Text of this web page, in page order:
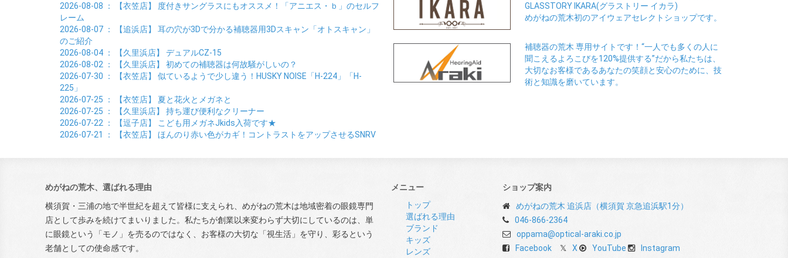
2026-08-08 ： 【衣笠店】 度付きサングラスにもオススメ！「アニエス・ｂ」のセルフ
レーム
2026-08-07 ： 【追浜店】 耳の穴が3Dで分かる補聴器用3Dスキャン「オトスキャン」
のご紹介
2026-08-04 ： 【久里浜店】 デュアルCZ-15
2026-08-02 ： 【久里浜店】 初めての補聴器は何故騒がしいの？
2026-07-30 ： 【衣笠店】 似ているようで少し違う！HUSKY NOISE「H-224」「H-
225」
2026-07-25 ： 【衣笠店】 夏と花火とメガネと
2026-07-25 ： 【久里浜店】 持ち運び便利なクリーナー
2026-07-22 ： 【逗子店】 こども用メガネJkids入荷です★
2026-07-21
： 【衣笠店】 ほんのり赤い色がカギ！コントラストをアップさせるSNRV
GLASSTORY IKARA(グラストリー イカラ)
めがねの荒木初のアイウェアセレクトショップです。
補聴器の荒木 専用サイトです！“一人でも多くの人に
聞こえるよろこびを120%提供する”だから私たちは、
大切なお客様であるあなたの笑顔と安心のために、技
術と知識を磨いています。
めがねの荒木、選ばれる理由
横須賀・三浦の地で半世紀を超えて皆様に支えられ、めがねの荒木は地域密着の眼鏡専門
店として歩みを続けてまいりました。私たちが創業以来変わらず大切にしているのは、単
に眼鏡という「モノ」を売るのではなく、お客様の大切な「視生活」を守り、彩るという
老舗としての使命感です。
メニュー
トップ
選ばれる理由
ブランド
キッズ
レンズ
ショップ案内
めがねの荒木 追浜店（横須賀 京急追浜駅1分）
046-866-2364
oppama@optical-araki.co.jp
Facebook
X YouTube Instagram